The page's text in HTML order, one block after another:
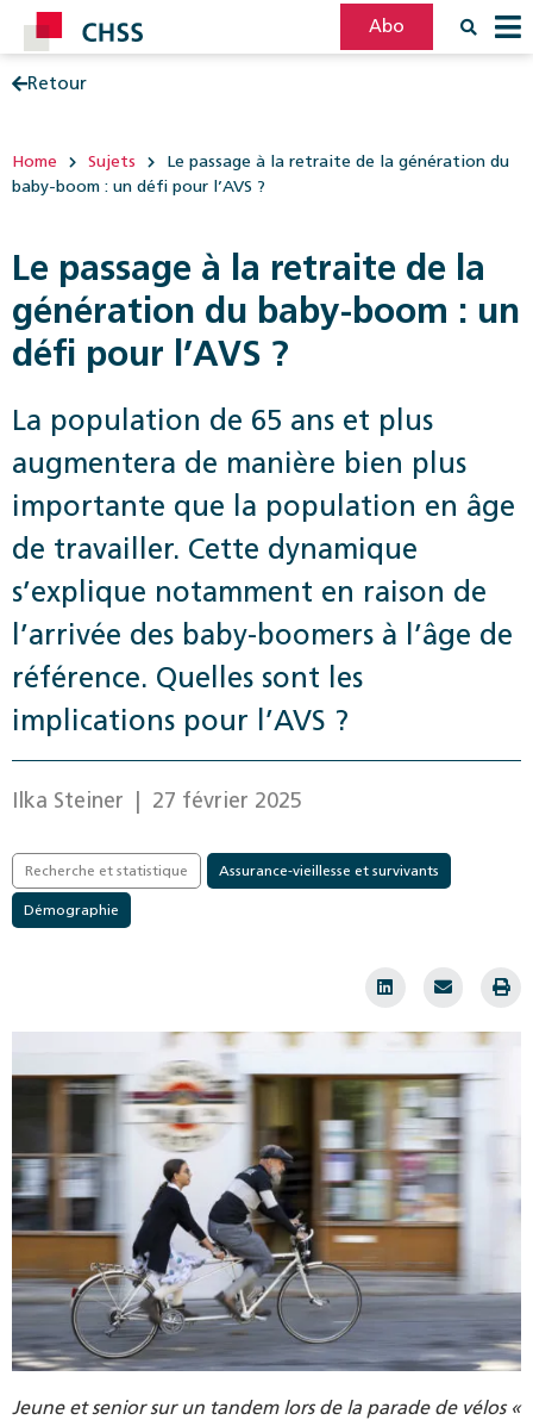
Abo
Retour
Home Sujets
Le passage à la retraite de la génération du
baby-boom : un défi pour l’AVS ?
Le passage à la retraite de la
génération du baby-boom : un
défi pour l’AVS ?
La population de 65 ans et plus
augmentera de manière bien plus
importante que la population en âge
de travailler. Cette dynamique
s’explique notamment en raison de
l’arrivée des baby-boomers à l’âge de
référence. Quelles sont les
implications pour l’AVS ?
Ilka Steiner | 27 février 2025
Recherche et statistique Assurance-vieillesse et survivants
Démographie
Jeune et senior sur un tandem lors de la parade de vélos «